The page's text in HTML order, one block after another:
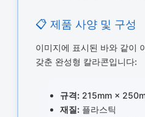
📋 제품 사양 및 구성
이미지에 표시된 바와 같이
갖춘 완성형 칼라콘입니다:
규격:215mm ×
재질:플라스틱